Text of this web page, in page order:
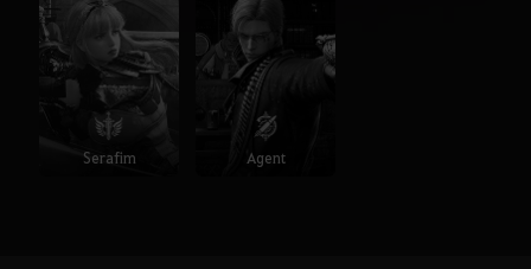
Serafim Agent